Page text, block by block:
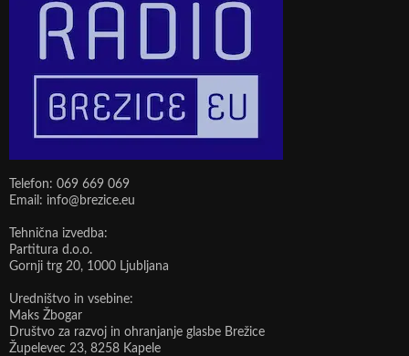
Telefon: 069 669 069
Email: info@brezice.eu
Tehnična izvedba:
Partitura d.o.o.
Gornji trg 20, 1000 Ljubljana
Uredništvo in vsebine:
Maks Žbogar
Društvo za razvoj in ohranjanje glasbe Brežice
Župelevec 23, 8258 Kapele